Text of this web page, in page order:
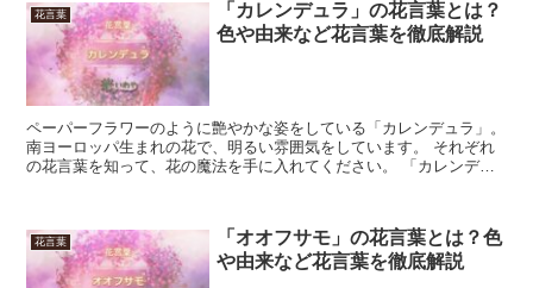
花言葉
「カレンデュラ」の花言葉とは？
色や由来など花言葉を徹底解説
ペーパーフラワーのように艶やかな姿をしている「カレンデュラ」。
南ヨーロッパ生まれの花で、明るい雰囲気をしています。 それぞれ
の花言葉を知って、花の魔法を手に入れてください。 「カレンデュ
花言葉
「オオフサモ」の花言葉とは？色
や由来など花言葉を徹底解説